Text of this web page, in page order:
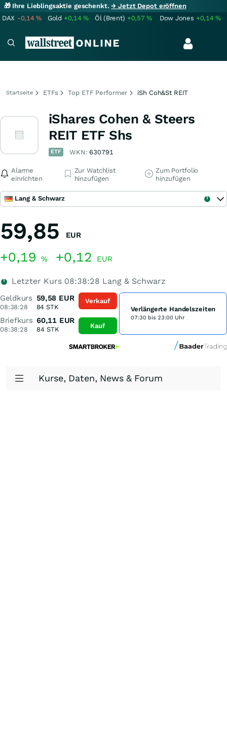
🎁 Ihre Lieblingsaktie geschenkt.→ Jetzt Depot eröffnen
DAX -0,14% Gold +0,14% Öl (Brent) +0,57% Dow Jones +0,14%
Startseite ETFs Top ETF Performer iSh Coh&St REIT
iShares Cohen & Steers
REIT ETF Shs
ETF WKN: 630791
Alarme
einrichten
Zur Watchlist
hinzufügen
Zum Portfolio
hinzufügen
Lang & Schwarz
59,85 EUR
+0,19 % +0,12 EUR
Letzter Kurs 08:38:28 Lang & Schwarz
Geldkurs
08:38:28
59,58 EUR
84 STK
Briefkurs
08:38:28
60,11 EUR
84 STK
Verkauf
Kauf
Verlängerte Handelszeiten
07:30 bis 23:00 Uhr
Kurse, Daten, News & Forum